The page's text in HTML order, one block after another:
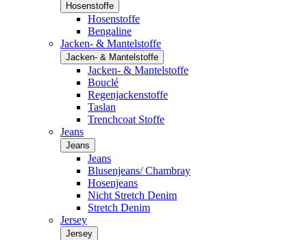
Hosenstoffe
Hosenstoffe
Bengaline
Jacken- & Mantelstoffe
Jacken- & Mantelstoffe
Jacken- & Mantelstoffe
Bouclé
Regenjackenstoffe
Taslan
Trenchcoat Stoffe
Jeans
Jeans
Jeans
Blusenjeans/ Chambray
Hosenjeans
Nicht Stretch Denim
Stretch Denim
Jersey
Jersey